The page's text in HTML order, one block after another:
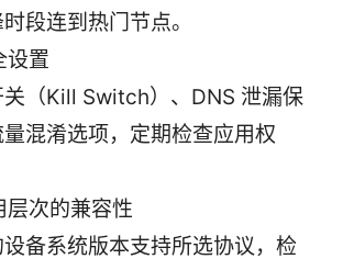
段连到热门节点。
设置
关（Kill Switch）、DNS 泄漏保
混淆选项，定期检查应用权
层次的兼容性
备系统版本支持所选协议，检